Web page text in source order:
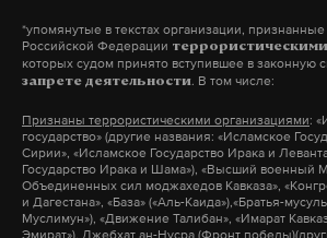
Грозный в декабре 2016 года.
по нацполитике, внешним связям,
информацию газеты «ложью и
журналистов».
Накануне глава Чечни Рамзан
*упомянутые в текстах организации,
Российской Федерации террористическими
которых судом принято вступившее в законную
запрете деятельности. В том числе:
Признаны террористическими организациями:
государство» (другие названия: «Исламское
Сирии», «Исламское Государство Ирака и
Государство Ирака и Шама»), «Высший военный
Объединенных сил моджахедов Кавказа»,
и Дагестана», «База» («Аль-Каида»),«Братья-
Муслимун»), «Движение Талибан», «Имарат
Эмират»), Джебхат ан-Нусра (Фронт